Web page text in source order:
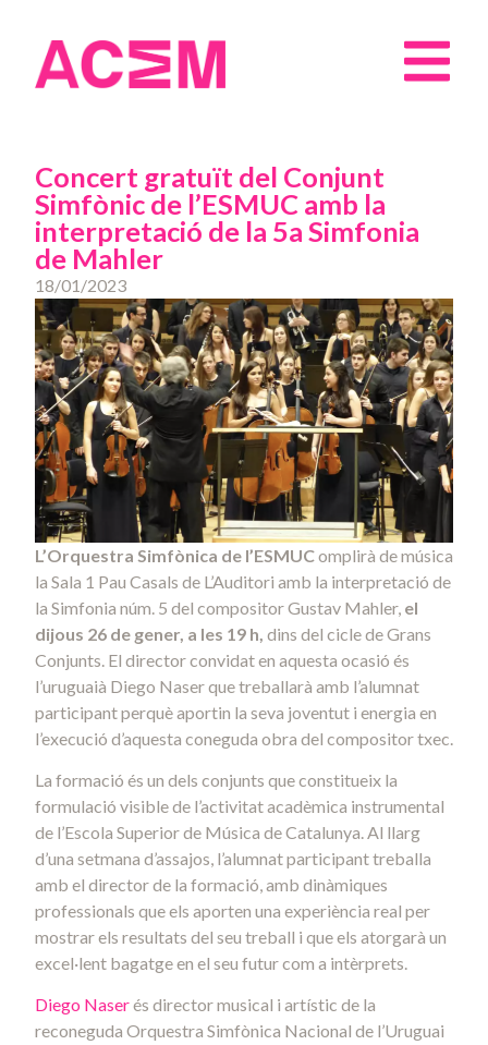
Concert gratuït del Conjunt
Simfònic de l’ESMUC amb la
interpretació de la 5a Simfonia
de Mahler
18/01/2023
L’Orquestra Simfònica de l’ESMUComplirà de música
la Sala 1 Pau Casals de L’Auditori amb la interpretació de
la Simfonia núm. 5 del compositor Gustav Mahler, el
dijous 26 de gener, a les 19 h, dins del cicle de Grans
Conjunts. El director convidat en aquesta ocasió és
l’uruguaià Diego Naser que treballarà amb l’alumnat
participant perquè aportin la seva joventut i energia en
l’execució d’aquesta coneguda obra del compositor txec.
La formació és un dels conjunts que constitueix la
formulació visible de l’activitat acadèmica instrumental
de l’Escola Superior de Música de Catalunya. Al llarg
d’una setmana d’assajos, l’alumnat participant treballa
amb el director de la formació, amb dinàmiques
professionals que els aporten una experiència real per
mostrar els resultats del seu treball i que els atorgarà un
excel·lent bagatge en el seu futur com a intèrprets.
Diego Naserés director musical i artístic de la
reconeguda Orquestra Simfònica Nacional de l’Uruguai